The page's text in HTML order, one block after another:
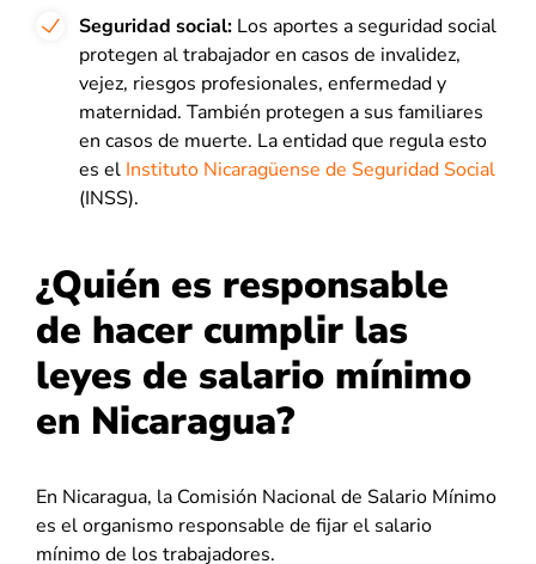
Seguridad social: Los aportes a seguridad social
protegen al trabajador en casos de invalidez,
vejez, riesgos profesionales, enfermedad y
maternidad. También protegen a sus familiares
en casos de muerte. La entidad que regula esto
es el Instituto Nicaragüense de Seguridad Social
(INSS).
¿Quién es responsable
de hacer cumplir las
leyes de salario mínimo
en Nicaragua?
En Nicaragua, la Comisión Nacional de Salario Mínimo
es el organismo responsable de fijar el salario
mínimo de los trabajadores.